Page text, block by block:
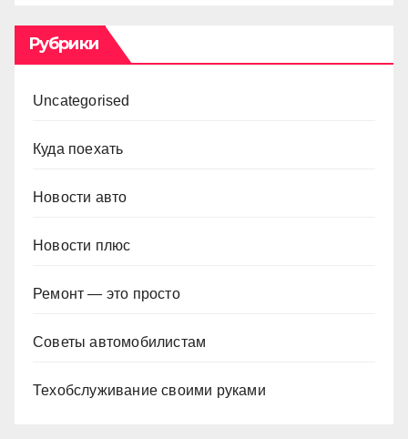
Рубрики
Uncategorised
Куда поехать
Новости авто
Новости плюс
Ремонт — это просто
Советы автомобилистам
Техобслуживание своими руками